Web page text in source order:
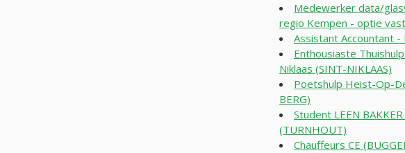
Medewerker data/
regio Kempen - optie vast
Assistant Accountant -
Enthousiaste
Niklaas (SINT-NIKLAAS)
Poetshulp Heist-Op-
BERG)
Student LEEN
(TURNHOUT)
Chauffeurs CE